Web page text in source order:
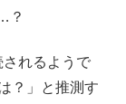
？
れるようで
？」と推測す